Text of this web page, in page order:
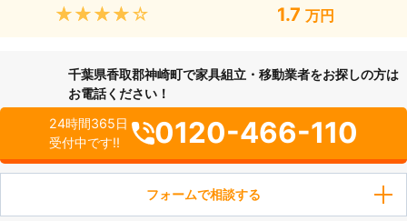
★★★★★ 1.7 万円
千葉県香取郡神崎町で家具組立・移動業者をお探しの方は
お電話ください！
24時間365日
受付中です!!
0120-466-110
フォームで相談する